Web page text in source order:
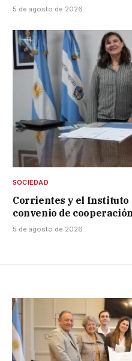
5 de agosto de 2026
SOCIEDAD
Corrientes y el
convenio de cooperación
5 de agosto de 2026